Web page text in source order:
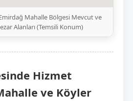
Mahalle Bölgesi Mevcut ve
Alanları (Temsili Konum)
Hizmet
ve Köyler